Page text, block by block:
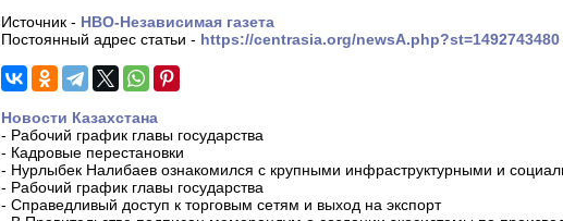
Источник - НВО-Независимая газета
Постоянный адрес статьи - https://centrasia.org/newsA.php?st=1492743480
Новости Казахстана
- Рабочий график главы государства
- Кадровые перестановки
- Нурлыбек Налибаев ознакомился с крупными инфраструктурными и
- Рабочий график главы государства
- Справедливый доступ к торговым сетям и выход на экспорт